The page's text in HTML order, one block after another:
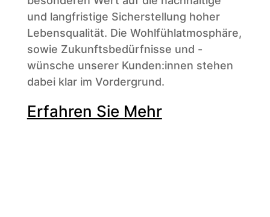
und langfristige Sicherstellung hoher
Lebensqualität. Die Wohlfühlatmosphäre,
sowie Zukunftsbedürfnisse und -
wünsche unserer Kunden:innen stehen
dabei klar im Vordergrund.
Erfahren Sie Mehr